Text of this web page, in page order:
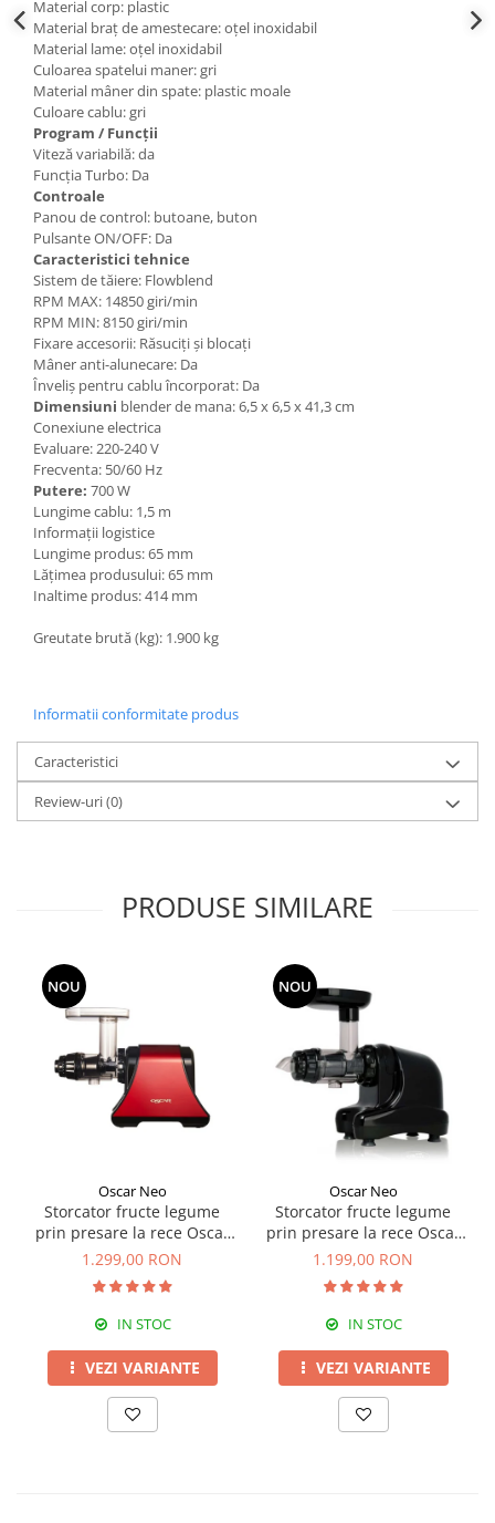
Material corp: plastic
Material braț de amestecare: oțel inoxidabil
Material lame: oțel inoxidabil
Culoarea spatelui maner: gri
Material mâner din spate: plastic moale
Culoare cablu: gri
Program / Funcții
Viteză variabilă: da
Funcția Turbo: Da
Controale
Panou de control: butoane, buton
Pulsante ON/OFF: Da
Caracteristici tehnice
Sistem de tăiere: Flowblend
RPM MAX: 14850 giri/min
RPM MIN: 8150 giri/min
Fixare accesorii: Răsuciți și blocați
Mâner anti-alunecare: Da
Înveliș pentru cablu încorporat: Da
Dimensiuni blender de mana: 6,5 x 6,5 x 41,3 cm
Conexiune electrica
Evaluare: 220-240 V
Frecventa: 50/60 Hz
Putere: 700 W
Lungime cablu: 1,5 m
Informații logistice
Lungime produs: 65 mm
Lățimea produsului: 65 mm
Inaltime produs: 414 mm
Greutate brută (kg): 1.900 kg
Informatii conformitate produs
Caracteristici
Review-uri(0)
PRODUSE SIMILARE
NOU
Oscar Neo
Storcator fructe legume
prin presare la rece Oscar
DA-1200
1.299,00 RON
IN STOC
VEZI VARIANTE
NOU
Oscar Neo
Storcator fructe legume
prin presare la rece Oscar
NEO DA1000
1.199,00 RON
IN STOC
VEZI VARIANTE